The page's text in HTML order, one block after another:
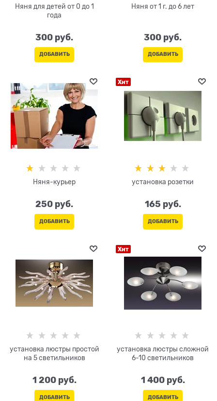
Няня для детей от 0 до 1
года
300 руб.
ДОБАВИТЬ
Няня от 1 г. до 6 лет
300 руб.
ДОБАВИТЬ
Няня-курьер
250 руб.
ДОБАВИТЬ
Хит
установка розетки
165 руб.
ДОБАВИТЬ
установка люстры простой
на 5 светильников
1 200 руб.
ДОБАВИТЬ
Хит
установка люстры сложной
6-10 светильников
1 400 руб.
ДОБАВИТЬ